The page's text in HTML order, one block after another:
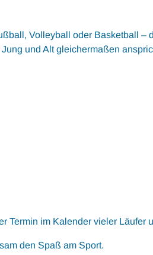
Volleyball oder Basketball –
und Alt gleichermaßen
Termin im Kalender vieler
den Spaß am Sport.